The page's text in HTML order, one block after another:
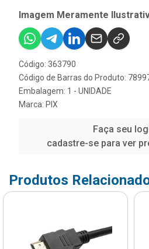
Imagem Meramente
Código: 363790
Código de Barras do Produto:
Embalagem: 1 - UNIDADE
Marca: PIX
Faça seu
cadastre-se para ver
Produtos